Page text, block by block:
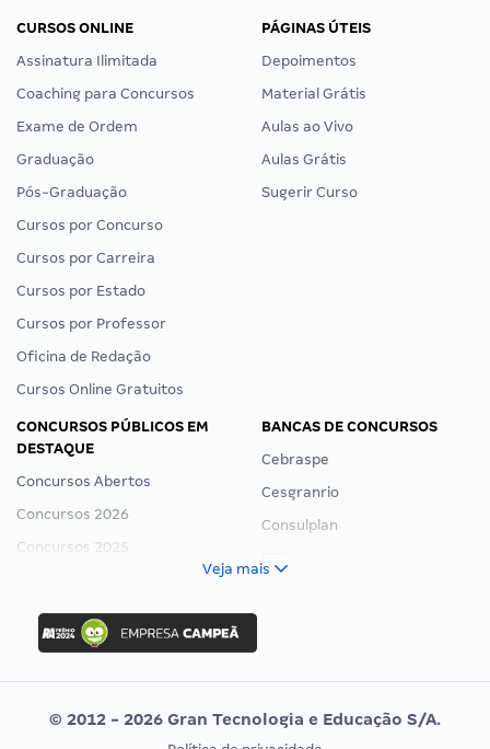
CURSOS ONLINE
Assinatura Ilimitada
Coaching para Concursos
Exame de Ordem
Graduação
Pós-Graduação
Cursos por Concurso
Cursos por Carreira
Cursos por Estado
Cursos por Professor
Oficina de Redação
Cursos Online Gratuitos
PÁGINAS ÚTEIS
Depoimentos
Material Grátis
Aulas ao Vivo
Aulas Grátis
Sugerir Curso
CONCURSOS PÚBLICOS EM
DESTAQUE
Concursos Abertos
Concursos 2026
Concursos 2025
Concurso Ibama
Concurso MPU
Editais publicados
BANCAS DE CONCURSOS
Cebraspe
Cesgranrio
Consulplan
Vunesp
Veja mais
© 2012 - 2026 Gran Tecnologia e Educação S/A.